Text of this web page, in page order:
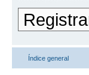
Índice general